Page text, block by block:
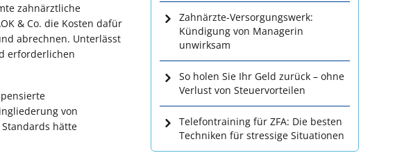
zahnärztliche
& Co. die Kosten dafür
abrechnen. Unterlässt
erforderlichen
von
hätte
Zahnärzte-Versorgungswerk:
Kündigung von Managerin
unwirksam
So holen Sie Ihr Geld zurück – ohne
Verlust von Steuervorteilen
Telefontraining für ZFA: Die besten
Techniken für stressige Situationen